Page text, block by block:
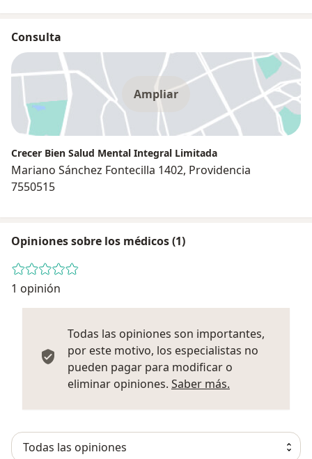
Consulta
Ampliar
Crecer Bien Salud Mental Integral Limitada
Mariano Sánchez Fontecilla 1402, Providencia
7550515
Opiniones sobre los médicos (1)
1 opinión
Todas las opiniones son importantes,
por este motivo, los especialistas no
pueden pagar para modificar o
eliminar opiniones. Saber más.